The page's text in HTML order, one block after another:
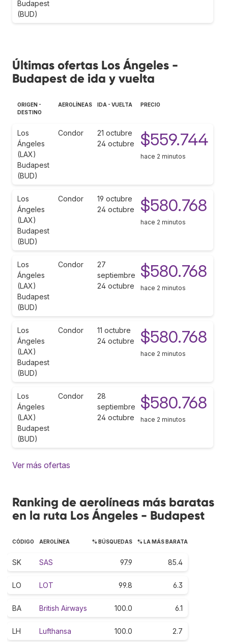
Budapest
(BUD)
Últimas ofertas Los Ángeles -
Budapest de ida y vuelta
ORIGEN -
DESTINO
AEROLÍNEAS IDA - VUELTA PRECIO
Los
Ángeles
(LAX)
Budapest
(BUD)
Condor
21 octubre
24 octubre
$559.744
hace 2 minutos
Los
Ángeles
(LAX)
Budapest
(BUD)
Condor
19 octubre
24 octubre
$580.768
hace 2 minutos
Los
Ángeles
(LAX)
Budapest
(BUD)
Condor
27
septiembre
24 octubre
$580.768
hace 2 minutos
Los
Ángeles
(LAX)
Budapest
(BUD)
Condor
11 octubre
24 octubre
$580.768
hace 2 minutos
Los
Ángeles
(LAX)
Budapest
(BUD)
Condor
28
septiembre
24 octubre
$580.768
hace 2 minutos
Ver más ofertas
Ranking de aerolíneas más baratas
en la ruta Los Ángeles - Budapest
CÓDIGO AEROLÍNEA % BÚSQUEDAS % LA MÁS BARATA
SK SAS 97.9 85.4
LO LOT 99.8 6.3
BA British Airways 100.0 6.1
LH Lufthansa 100.0 2.7